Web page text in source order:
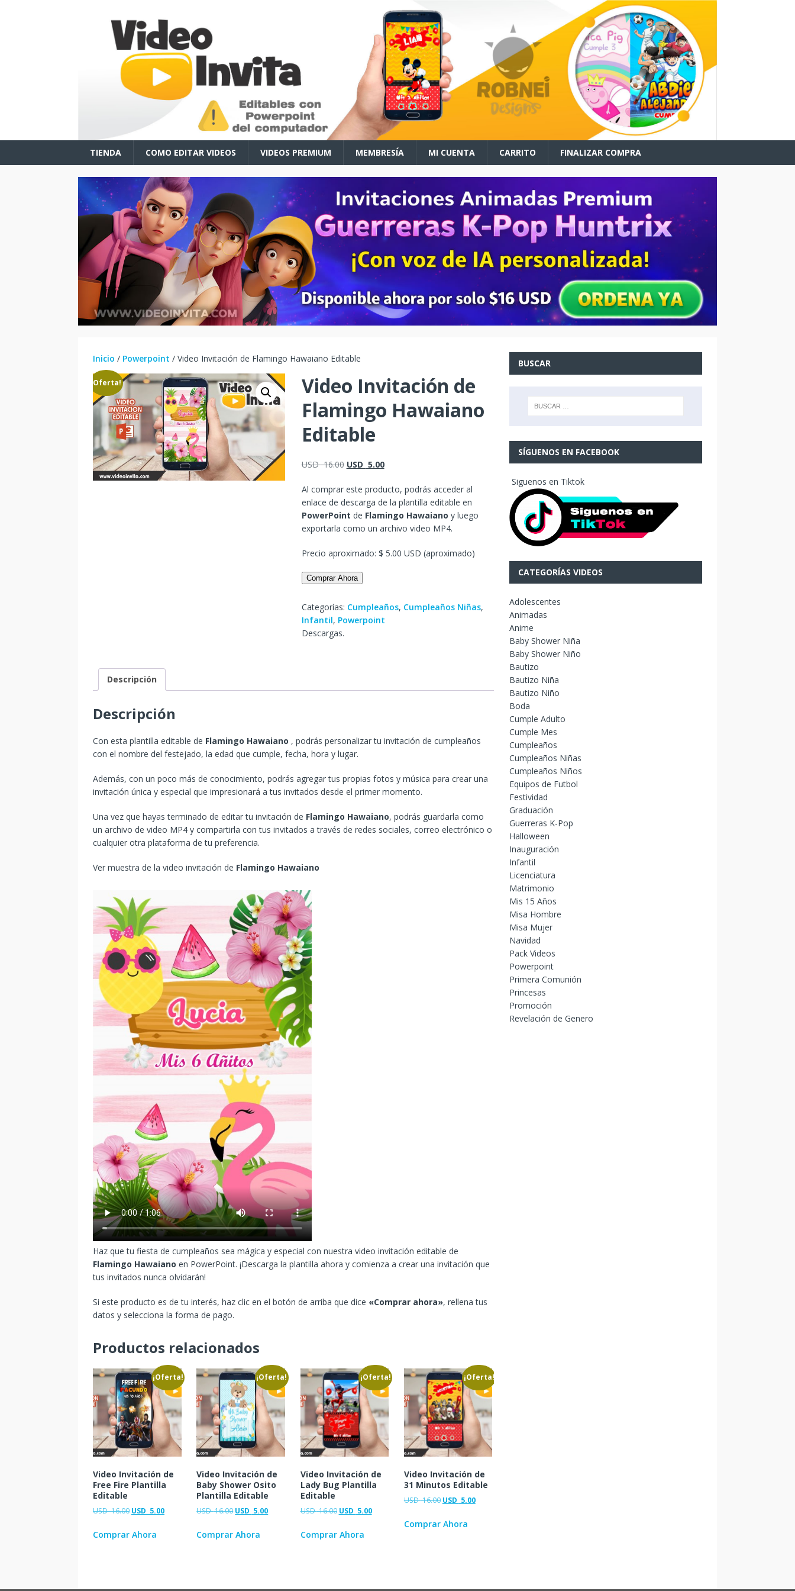
TIENDA COMO EDITAR VIDEOS VIDEOS PREMIUM MEMBRESÍA MI CUENTA CARRITO FINALIZAR COMPRA
Inicio / Powerpoint / Video Invitación de Flamingo Hawaiano Editable
¡Oferta!
Video Invitación de
Flamingo Hawaiano
Editable
USD16.00 USD 5.00
Al comprar este producto, podrás acceder al
enlace de descarga de la plantilla editable en
PowerPoint de Flamingo Hawaiano y luego
exportarla como un archivo video MP4.
Precio aproximado: $ 5.00 USD (aproximado)
Comprar Ahora
Categorías: Cumpleaños, Cumpleaños Niñas,
Infantil, Powerpoint
Descargas.
Descripción
Descripción
Con esta plantilla editable de Flamingo Hawaiano , podrás personalizar tu invitación de cumpleaños
con el nombre del festejado, la edad que cumple, fecha, hora y lugar.
Además, con un poco más de conocimiento, podrás agregar tus propias fotos y música para crear una
invitación única y especial que impresionará a tus invitados desde el primer momento.
Una vez que hayas terminado de editar tu invitación de Flamingo Hawaiano, podrás guardarla como
un archivo de video MP4 y compartirla con tus invitados a través de redes sociales, correo electrónico o
cualquier otra plataforma de tu preferencia.
Ver muestra de la video invitación de Flamingo Hawaiano
Haz que tu fiesta de cumpleaños sea mágica y especial con nuestra video invitación editable de
Flamingo Hawaiano en PowerPoint. ¡Descarga la plantilla ahora y comienza a crear una invitación que
tus invitados nunca olvidarán!
Si este producto es de tu interés, haz clic en el botón de arriba que dice «Comprar ahora», rellena tus
datos y selecciona la forma de pago.
Productos relacionados
¡Oferta!
Video Invitación de
Free Fire Plantilla
Editable
USD16.00 USD 5.00
Comprar Ahora
¡Oferta!
Video Invitación de
Baby Shower Osito
Plantilla Editable
USD16.00 USD 5.00
Comprar Ahora
¡Oferta!
Video Invitación de
Lady Bug Plantilla
Editable
USD16.00 USD 5.00
Comprar Ahora
¡Oferta!
Video Invitación de
31 Minutos Editable
USD16.00 USD 5.00
Comprar Ahora
BUSCAR
SÍGUENOS EN FACEBOOK
Siguenos en Tiktok
CATEGORÍAS VIDEOS
Adolescentes
Animadas
Anime
Baby Shower Niña
Baby Shower Niño
Bautizo
Bautizo Niña
Bautizo Niño
Boda
Cumple Adulto
Cumple Mes
Cumpleaños
Cumpleaños Niñas
Cumpleaños Niños
Equipos de Futbol
Festividad
Graduación
Guerreras K-Pop
Halloween
Inauguración
Infantil
Licenciatura
Matrimonio
Mis 15 Años
Misa Hombre
Misa Mujer
Navidad
Pack Videos
Powerpoint
Primera Comunión
Princesas
Promoción
Revelación de Genero